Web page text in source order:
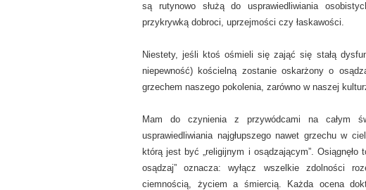
są rutynowo służą do usprawiedliwiania
przykrywką dobroci, uprzejmości czy łaskawości.
Niestety, jeśli ktoś ośmieli się zająć się stałą
niepewność) kościelną zostanie oskarżony o
grzechem naszego pokolenia, zarówno w naszej
Mam do czynienia z przywódcami na całym
usprawiedliwiania najgłupszego nawet grzechu w
którą jest być „religijnym i osądzającym”.
osądzaj” oznacza: wyłącz wszelkie zdolności
ciemnością, życiem a śmiercią. Każda ocena